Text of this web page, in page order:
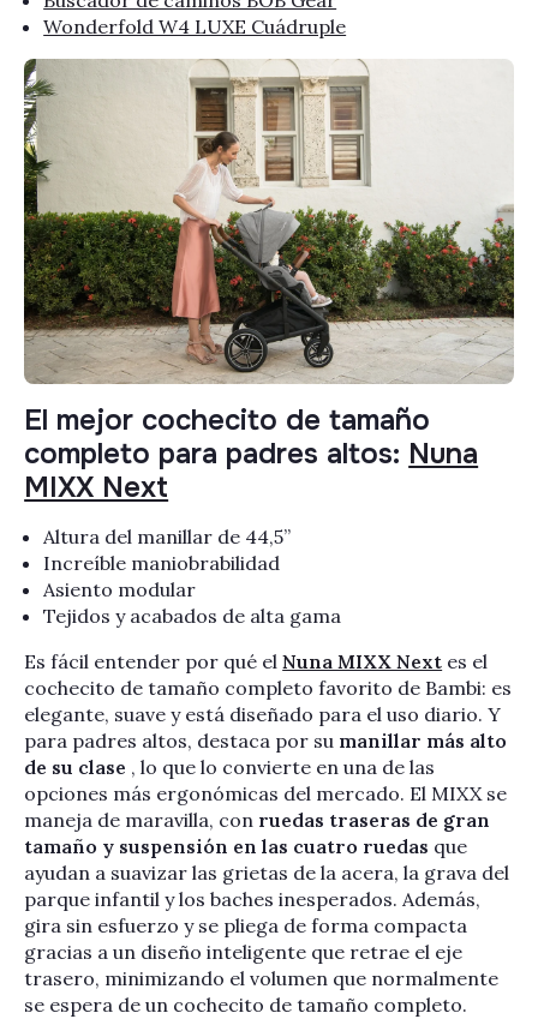
Wonderfold W4 LUXE Cuádruple
El mejor cochecito de tamaño
completo para padres altos: Nuna
MIXX Next
Altura del manillar de 44,5”
Increíble maniobrabilidad
Asiento modular
Tejidos y acabados de alta gama
Es fácil entender por qué elNuna MIXX Next es el
cochecito de tamaño completo favorito de Bambi: es
elegante, suave y está diseñado para el uso diario. Y
para padres altos, destaca por su manillar más alto
de su clase , lo que lo convierte en una de las
opciones más ergonómicas del mercado. El MIXX se
maneja de maravilla, con ruedas traseras de gran
tamaño y suspensión en las cuatro ruedas que
ayudan a suavizar las grietas de la acera, la grava del
parque infantil y los baches inesperados. Además,
gira sin esfuerzo y se pliega de forma compacta
gracias a un diseño inteligente que retrae el eje
trasero, minimizando el volumen que normalmente
se espera de un cochecito de tamaño completo.